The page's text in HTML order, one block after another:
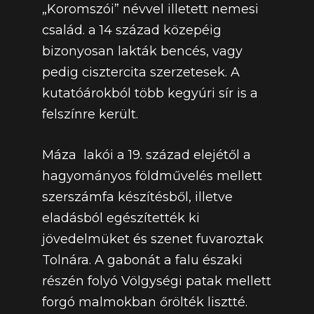
„Koromszói” névvel illetett nemesi
család. a 14 század közepéig
bizonyosan lakták bencés, vagy
pedig cisztercita szerzetesek. A
kutatóárokból több kegyúri sír is a
felszínre került.
Máza lakói a 19. század elejétől a
hagyományos földművelés mellett
szerszámfa készítésből, illetve
eladásból egészítették ki
jövedelmüket és szenet fuvaroztak
Tolnára. A gabonát a falu északi
részén folyó Völgységi patak mellett
forgó malmokban őrölték lisztté.